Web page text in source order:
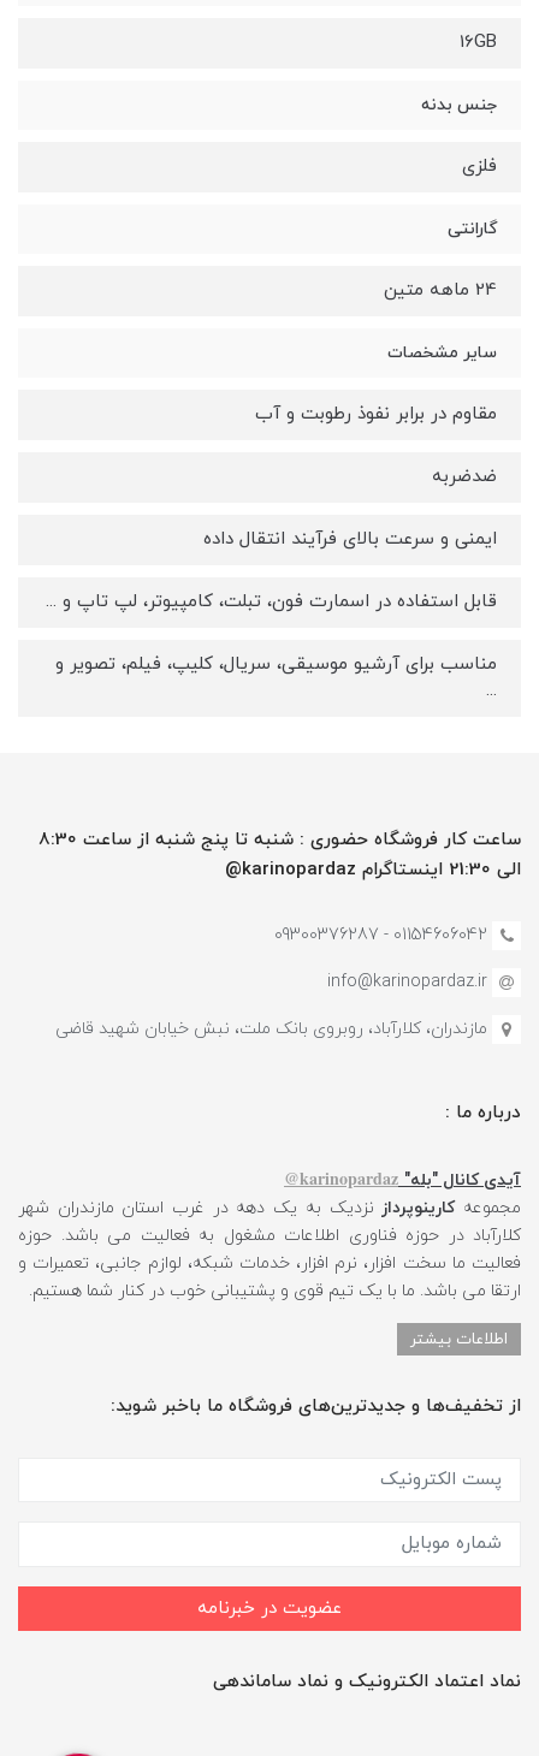
16GB
جنس بدنه
فلزی
گارانتی
24 ماهه متین
سایر مشخصات
مقاوم در برابر نفوذ رطوبت و آب
ضدضربه
ایمنی و سرعت بالای فرآیند انتقال داده
قابل استفاده در اسمارت فون، تبلت، کامپیوتر، لپ تاپ و ...
مناسب برای آرشیو موسیقی، سریال، کلیپ، فیلم، تصویر و
...
ساعت کار فروشگاه حضوری : شنبه تا پنج شنبه از ساعت 8:30
الی 21:30 اینستاگرام karinopardaz@
01154606042 - 09300376287
info@karinopardaz.ir
مازندران، کلارآباد، روبروی بانک ملت، نبش خیابان شهید قاضی
درباره ما :
آیدی کانال "بله" karinopardaz@
مجموعهکارینوپرداز نزدیک به یک دهه در غرب استان مازندران شهر
کلارآباد در حوزه فناوری اطلاعات مشغول به فعالیت می باشد. حوزه
فعالیت ما سخت افزار، نرم افزار، خدمات شبکه، لوازم جانبی، تعمیرات و
ارتقا می باشد. ما با یک تیم قوی و پشتیبانی خوب در کنار شما هستیم.
اطلاعات بیشتر
از تخفیف‌ها و جدیدترین‌های فروشگاه ما باخبر شوید:
عضویت در خبرنامه
نماد اعتماد الکترونیک و نماد ساماندهی